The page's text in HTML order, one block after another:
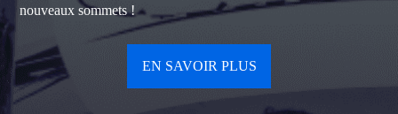
nouveaux sommets !
EN SAVOIR PLUS